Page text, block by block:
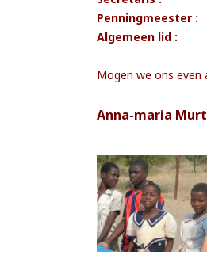
Penningmeester :
Algemeen lid :
Mogen we ons even
Anna-maria